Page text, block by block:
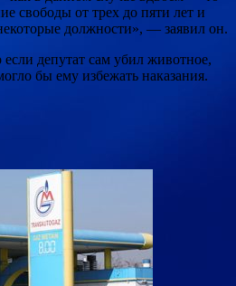
свободы от трех до пяти лет и
должности», — заявил он.
депутат сам убил животное,
бы ему избежать наказания.